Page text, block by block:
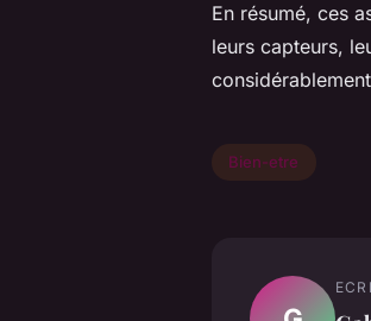
En résumé, ces
leurs capteurs,
Bien-etre